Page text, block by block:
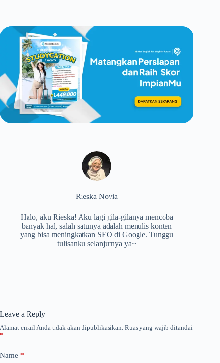
Rieska Novia
Halo, aku Rieska! Aku lagi gila-gilanya mencoba
banyak hal, salah satunya adalah menulis konten
yang bisa meningkatkan SEO di Google. Tunggu
tulisanku selanjutnya ya~
Leave a Reply
Alamat email Anda tidak akan dipublikasikan. Ruas yang wajib ditandai
*
Name *